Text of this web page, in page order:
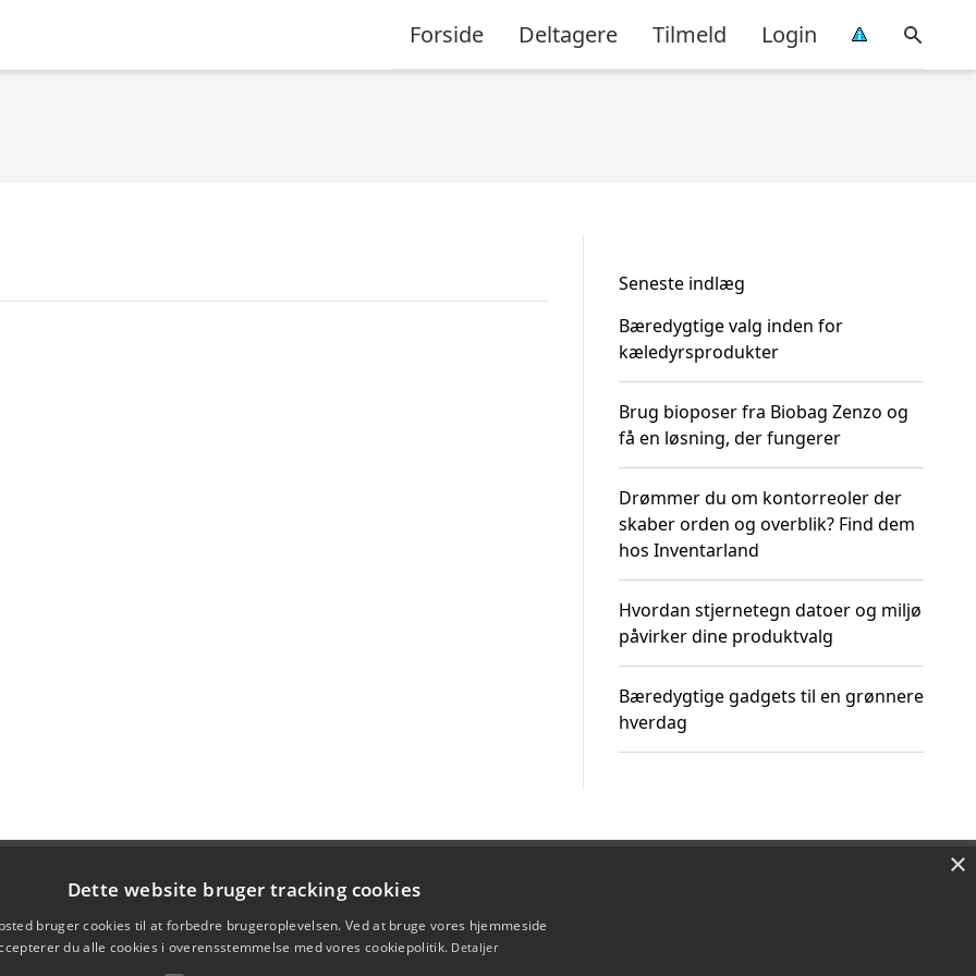
Forside Deltagere Tilmeld Login
Seneste indlæg
Bæredygtige valg inden for
kæledyrsprodukter
Brug bioposer fra Biobag Zenzo og
få en løsning, der fungerer
Drømmer du om kontorreoler der
skaber orden og overblik? Find dem
hos Inventarland
Hvordan stjernetegn datoer og miljø
påvirker dine produktvalg
Bæredygtige gadgets til en grønnere
hverdag
×
Dette website bruger tracking cookies
bruger cookies til at forbedre brugeroplevelsen. Ved at bruge vores hjemmeside
du alle cookies i overensstemmelse med vores cookiepolitik. Detaljer